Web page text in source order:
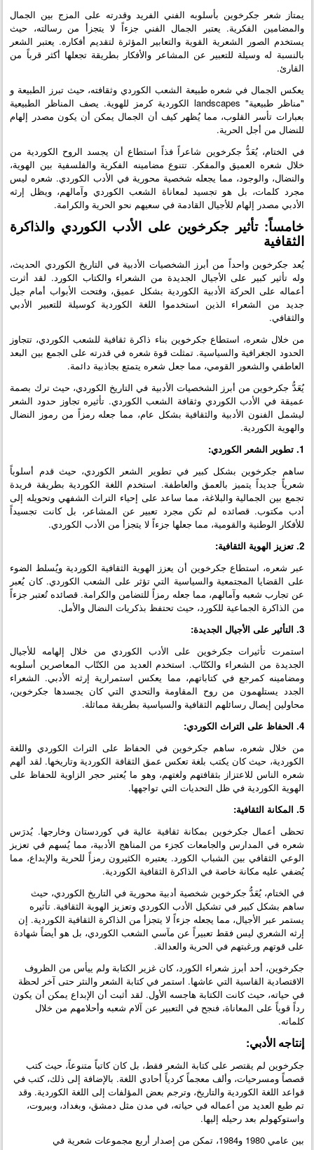
يمتاز شعر جكرخوين بأسلوبه الفني الفريد وقدرته على المزج بين الجمال
والمضامين الفكرية. يعتبر الجمال الفني جزءاً لا يتجزأ من رسالته، حيث
يستخدم الصور الشعرية القوية والتعابير المؤثرة لتقديم أفكاره. يعتبر الشعر
بالنسبة له وسيلة للتعبير عن المشاعر والأفكار بطريقة تجعلها أكثر قرباً من
القارئ.
يعكس الجمال في شعره طبيعة الشعب الكوردي وثقافته، حيث تبرز الطبيعة و
"مناظر طبيعية" landscapes الكوردية كرمز للهوية. يصف المناظر الطبيعية
بعبارات تأسر القلوب، مما يُظهر كيف أن الجمال يمكن أن يكون مصدر إلهام
للنضال من أجل الحرية.
في الختام، يُعَدُّ جكرخوين شاعراً فذاً استطاع أن يجسد الروح الكوردية من
خلال شعره العميق والمفكر. تتنوع مضامينه الفكرية والفلسفية بين الهوية،
والنضال، والوجود، مما يجعله شخصية محورية في الأدب الكوردي. شعره ليس
مجرد كلمات، بل هو تجسيد لمعاناة الشعب الكوردي وآمالهم، ويظل إرثه
الأدبي مصدر إلهام للأجيال القادمة في سعيهم نحو الحرية والكرامة.
خامساً: تأثير جكرخوين على الأدب الكوردي والذاكرة
الثقافية
يُعد جكرخوين واحداً من أبرز الشخصيات الأدبية في التاريخ الكوردي الحديث،
وله تأثير كبير على الأجيال الجديدة من الشعراء والكتاب الكورد. لقد أثرت
أعماله على الحركة الأدبية الكوردية بشكل عميق، وفتحت الأبواب أمام جيل
جديد من الشعراء الذين استخدموا اللغة الكوردية كوسيلة للتعبير الأدبي
والثقافي.
من خلال شعره، استطاع جكرخوين بناء ذاكرة ثقافية للشعب الكوردي، تتجاوز
الحدود الجغرافية والسياسية. تمثلت قوة شعره في قدرته على الجمع بين البعد
العاطفي والشعور القومي، مما جعل شعره يتمتع بجاذبية دائمة.
يُعَدُّ جكرخوين من أبرز الشخصيات الأدبية في التاريخ الكوردي، حيث ترك بصمة
عميقة في الأدب الكوردي وثقافة الشعب الكوردي. تأثيره تجاوز حدود الشعر
ليشمل الفنون الأدبية والثقافية بشكل عام، مما جعله رمزاً من رموز النضال
والهوية الكوردية.
1. تطوير الشعر الكوردي:
ساهم جكرخوين بشكل كبير في تطوير الشعر الكوردي، حيث قدم أسلوباً
شعرياً جديداً يتميز بالعمق والعاطفة. استخدم اللغة الكوردية بطريقة فريدة
تجمع بين الجمالية والبلاغة، مما ساعد على إحياء التراث الشفهي وتحويله إلى
أدب مكتوب. قصائده لم تكن مجرد تعبير عن المشاعر، بل كانت تجسيداً
للأفكار الوطنية والقومية، مما جعلها جزءاً لا يتجزأ من الأدب الكوردي.
2. تعزيز الهوية الثقافية:
عبر شعره، استطاع جكرخوين أن يعزز الهوية الثقافية الكوردية ويُسلط الضوء
على القضايا المجتمعية والسياسية التي تؤثر على الشعب الكوردي. كان يُعبر
عن تجارب شعبه وآمالهم، مما جعله رمزاً للتضامن والكرامة. قصائده تُعتبر جزءاً
من الذاكرة الجماعية للكورد، حيث تحتفظ بذكريات النضال والأمل.
3. التأثير على الأجيال الجديدة:
استمرت تأثيرات جكرخوين على الأدب الكوردي من خلال إلهامه للأجيال
الجديدة من الشعراء والكتّاب. استخدم العديد من الكتّاب المعاصرين أسلوبه
ومضامينه كمرجع في كتاباتهم، مما يعكس استمرارية إرثه الأدبي. الشعراء
الجدد يستلهمون من روح المقاومة والتحدي التي كان يجسدها جكرخوين،
محاولين إيصال رسائلهم الثقافية والسياسية بطريقة مماثلة.
4. الحفاظ على التراث الكوردي:
من خلال شعره، ساهم جكرخوين في الحفاظ على التراث الكوردي واللغة
الكوردية، حيث كان يكتب بلغة تعكس عمق الثقافة الكوردية وتاريخها. لقد ألهم
شعره الناس للاعتزاز بثقافتهم ولغتهم، وهو ما يُعتبر حجر الزاوية للحفاظ على
الهوية الكوردية في ظل التحديات التي تواجهها.
5. المكانة الثقافية:
تحظى أعمال جكرخوين بمكانة ثقافية عالية في كوردستان وخارجها. يُدرَس
شعره في المدارس والجامعات كجزء من المناهج الأدبية، مما يُسهم في تعزيز
الوعي الثقافي بين الشباب الكورد. يعتبره الكثيرون رمزاً للحرية والإبداع، مما
يُضفي عليه مكانة خاصة في الذاكرة الثقافية الكوردية.
في الختام، يُعَدُّ جكرخوين شخصية أدبية محورية في التاريخ الكوردي، حيث
ساهم بشكل كبير في تشكيل الأدب الكوردي وتعزيز الهوية الثقافية. تأثيره
يستمر عبر الأجيال، مما يجعله جزءاً لا يتجزأ من الذاكرة الثقافية الكوردية. إن
إرثه الشعري ليس فقط تعبيراً عن مآسي الشعب الكوردي، بل هو أيضاً شهادة
على قوتهم ورغبتهم في الحرية والعدالة.
جكرخوين، أحد أبرز شعراء الكورد، كان غزير الكتابة ولم ييأس من الظروف
الاقتصادية القاسية التي عاشها. استمر في كتابة الشعر والنثر حتى آخر لحظة
في حياته، حيث كانت الكتابة هاجسه الأول. لقد أثبت أن الإبداع يمكن أن يكون
رداً قوياً على المعاناة، فنجح في التعبير عن آلام شعبه وأحلامهم من خلال
كلماته.
إنتاجه الأدبي:
جكرخوين لم يقتصر على كتابة الشعر فقط، بل كان كاتباً متنوعاً، حيث كتب
قصصاً ومسرحيات، وألف معجماً كردياً أحادي اللغة. بالإضافة إلى ذلك، كتب في
قواعد اللغة الكوردية والتاريخ، وترجم بعض المؤلفات إلى اللغة الكوردية. وقد
تم طبع العديد من أعماله في حياته، في مدن مثل دمشق، وبغداد، وبيروت،
واستوكهولم بعد رحيله إليها.
بين عامي 1980 و1984، تمكن من إصدار أربع مجموعات شعرية في